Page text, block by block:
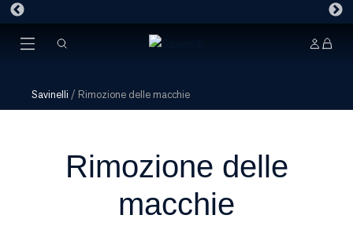
Savinelli / Rimozione delle macchie
Rimozione delle
macchie